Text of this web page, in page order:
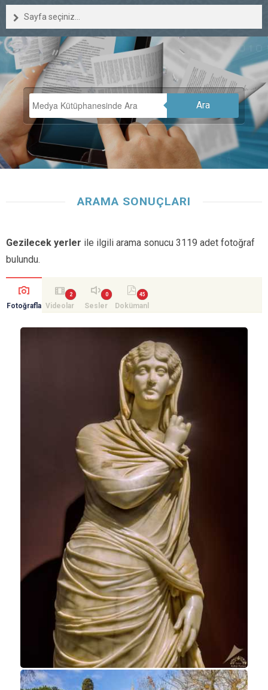
Sayfa seçiniz...
Ara
ARAMA SONUÇLARI
Gezilecek yerler ile ilgili arama sonucu 3119 adet fotoğraf
bulundu.
Fotoğrafla Videolar Sesler
Dokümanl